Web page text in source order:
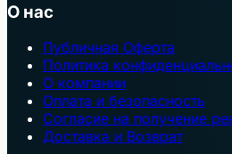
О нас
Публичная Оферта
Политика
О компании
Оплата и безопасность
Согласие на получение
Доставка и Возврат